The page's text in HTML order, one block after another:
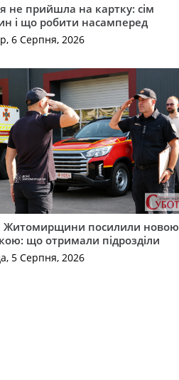
не прийшла на картку: сім
і що робити насамперед
6 Серпня, 2026
посилили новою
що отримали підрозділи
5 Серпня, 2026